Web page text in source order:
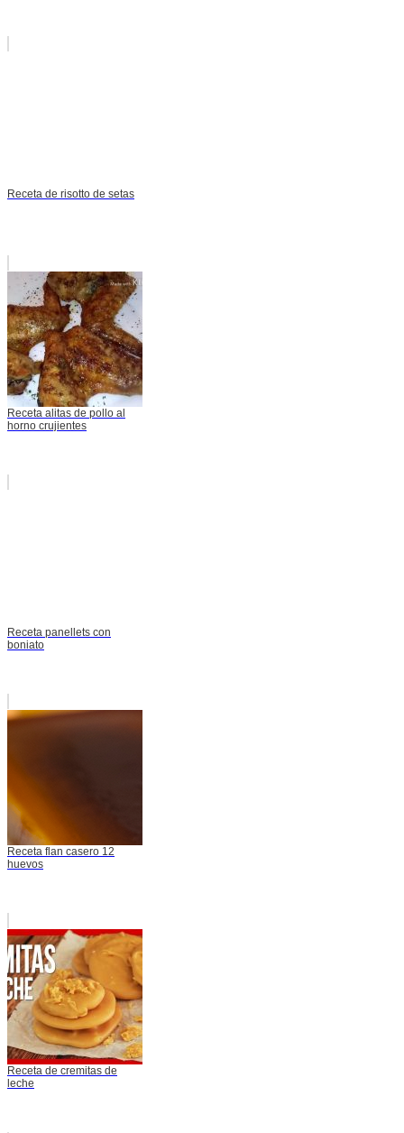
Receta de risotto de setas
Receta alitas de pollo al
horno crujientes
Receta panellets con
boniato
Receta flan casero 12
huevos
Receta de cremitas de
leche